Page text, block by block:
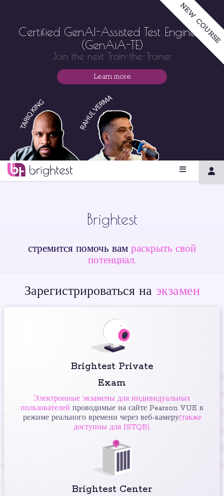
Certified GenAI-Assisted Test Engineer
(GenAiA-TE)
Join the next Train-the-Trainer
Learn more
NEW COURSE
Brightest
стремится помочь вам раскрыть свой
потенциал.
Зарегистрироваться на экзамен
Brightest Private
Exam
Электронные экзамены для индивидуальных
пользователей проводимые на сайте Pearson VUE в
режиме реального времени через веб-камеру(также
доступны для ISTQB).
Brightest Center